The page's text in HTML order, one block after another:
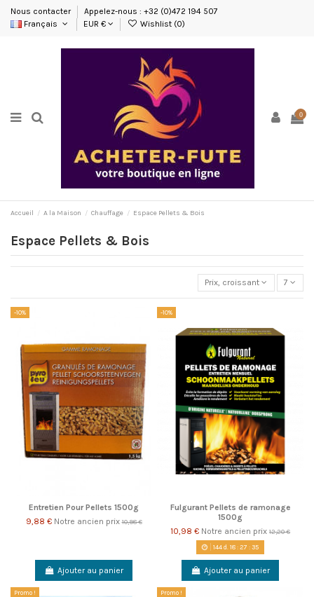
Nous contacter
Appelez-nous : +32 (0)472 194 507
Français
EUR € Wishlist (0)
0
Accueil A la Maison Chauffage Espace Pellets & Bois
Espace Pellets & Bois
Prix, croissant 7
-10%
Entretien Pour Pellets 1500g
9,88 € Notre ancien prix10,98 €
Ajouter au panier
-10%
Fulgurant Pellets de ramonage
1500g
10,98 € Notre ancien prix 12,20 €
144d. 18:27 :35
Ajouter au panier
Promo !
Promo !